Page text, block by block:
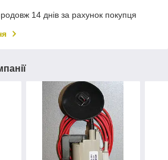
14 днів за рахунок покупця